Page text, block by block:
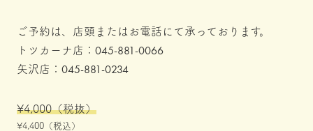
ご予約は、店頭またはお電話にて承っております。
トツカーナ店： 045-881-0066
矢沢店： 045-881-0234
¥4,000（税抜）
¥4,400（税込）